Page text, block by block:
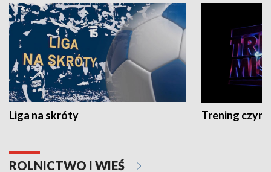
Liga na skróty Trening czyni
ROLNICTWO I WIEŚ